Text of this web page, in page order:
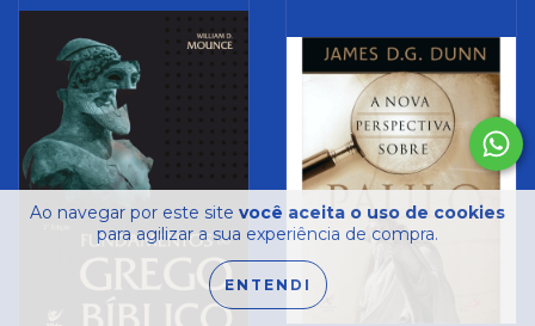
Ao navegar por este site você aceita o uso de cookies
para agilizar a sua experiência de compra.
ENTENDI